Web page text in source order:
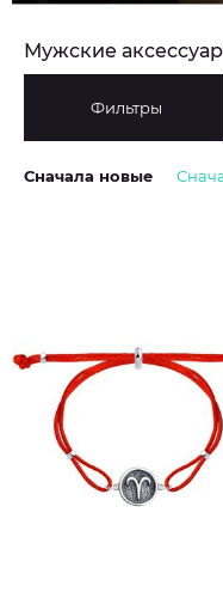
Мужские
Фильтры
Сначала новые